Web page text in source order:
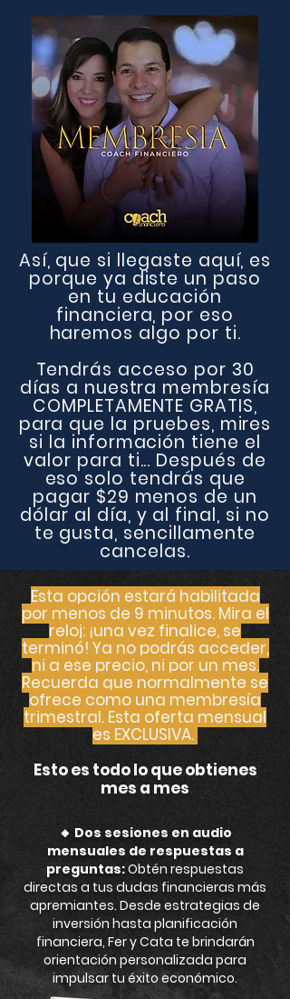
Así, que si llegaste aquí, es
porque ya diste un paso
en tu educación
financiera, por eso
haremos algo por ti.
Tendrás acceso por 30
días a nuestra membresía
COMPLETAMENTE GRATIS,
para que la pruebes, mires
si la información tiene el
valor para ti... Después de
eso solo tendrás que
pagar $29 menos de un
dólar al día, y al final, si no
te gusta, sencillamente
cancelas.
Esta opción estará habilitada
por menos de 9 minutos. Mira el
reloj: ¡una vez finalice, se
terminó! Ya no podrás acceder,
ni a ese precio, ni por un mes.
Recuerda que normalmente se
ofrece como una membresía
trimestral. Esta oferta mensual
es EXCLUSIVA.
Esto es todo lo que obtienes
mes a mes
🔸 Dos sesiones en audio
mensuales de respuestas a
preguntas:Obtén respuestas
directas a tus dudas financieras más
apremiantes. Desde estrategias de
inversión hasta planificación
financiera, Fer y Cata te brindarán
orientación personalizada para
impulsar tu éxito económico.